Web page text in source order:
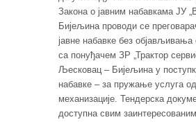
Закона о јавним набавкама ЈУ
Бијељина проводи се
јавне набавке без
са понуђачем ЗР „Трактор
Љесковац – Бијељина у
набавке – за пружање услуга
механизације. Тендерска
доступна свим